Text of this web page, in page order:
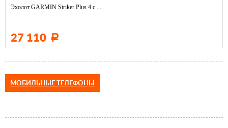
Эхолот GARMIN Striker Plus 4 с ...
27 110 Р
МОБИЛЬНЫЕ ТЕЛЕФОНЫ